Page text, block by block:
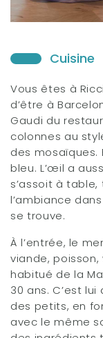
Cuisine
Vous êtes à
d’être à
Gaudi du
colonnes au
des mosaïques.
bleu. L’œil a
s’assoit à
l’ambiance
se trouve.
À l’entrée, le
viande,
habitué de la
30 ans. C’est
des petits, en
avec le même